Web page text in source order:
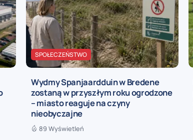
SPOŁECZEŃSTWO
Wydmy Spanjaardduin w Bredene
zostaną w przyszłym roku ogrodzone
– miasto reaguje na czyny
nieobyczajne
89 Wyświetleń